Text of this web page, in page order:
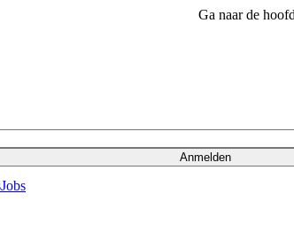
Ga naar de
Anmelden
Jobs